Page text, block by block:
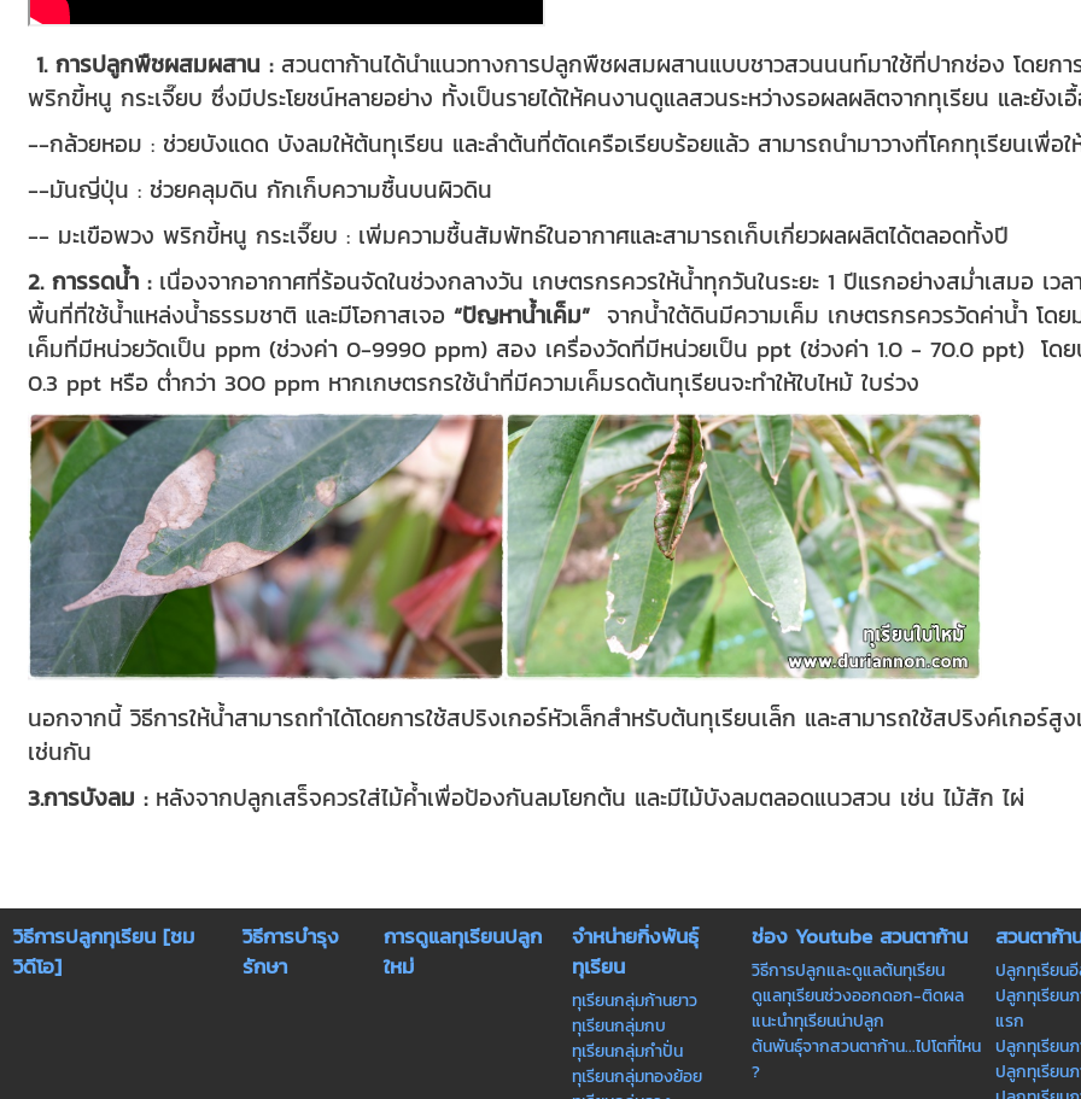
1. การปลูกพืชผสมผสาน : สวนตาก้านได้นำแนวทางการปลูกพืชผสมผสานแบบชาวสวนนนท์มาใช้ที่ปากช่อง โด
พริกขี้หนู กระเจี๊ยบ ซึ่งมีประโยชน์หลายอย่าง ทั้งเป็นรายได้ให้คนงานดูแลสวนระหว่างรอผลผลิตจากทุเรียน และยัง
--กล้วยหอม : ช่วยบังแดด บังลมให้ต้นทุเรียน และลำต้นที่ตัดเครือเรียบร้อยแล้ว สามารถนำมาวางที่โคกทุเรียนเพื่อ
--มันญี่ปุ่น : ช่วยคลุมดิน กักเก็บความชื้นบนผิวดิน
-- มะเขือพวง พริกขี้หนู กระเจี๊ยบ : เพิ่มความชื้นสัมพัทธ์ในอากาศและสามารถเก็บเกี่ยวผลผลิตได้ตลอดทั้งปี
2. การรดน้ำ :เนื่องจากอากาศที่ร้อนจัดในช่วงกลางวัน เกษตรกรควรให้น้ำทุกวันในระยะ 1 ปีแรกอย่างสม่ำเสมอ เว
พื้นที่ที่ใช้น้ำแหล่งน้ำธรรมชาติ และมีโอกาสเจอ“ปัญหาน้ำเค็ม” จากน้ำใต้ดินมีความเค็ม เกษตรกรควรวัดค่าน้ำ โ
เค็มที่มีหน่วยวัดเป็น ppm (ช่วงค่า 0-9990 ppm) สอง เครื่องวัดที่มีหน่วยเป็น ppt (ช่วงค่า 1.0 - 70.0 ppt) โดย
0.3 ppt หรือ ต่ำกว่า 300 ppm หากเกษตรกรใช้นำที่มีความเค็มรดต้นทุเรียนจะทำให้ใบไหม้ ใบร่วง
นอกจากนี้ วิธีการให้น้ำสามารถทำได้โดยการใช้สปริงเกอร์หัวเล็กสำหรับต้นทุเรียนเล็ก และสามารถใช้สปริงค์เกอ
เช่นกัน
3.การบังลม:หลังจากปลูกเสร็จควรใส่ไม้ค้ำเพื่อป้องกันลมโยกต้น และมีไม้บังลมตลอดแนวสวน เช่น ไม้สัก ไผ่
วิธีการปลูกทุเรียน [ชม
วิดีโอ]
วิธีการบำรุง
รักษา
การดูแลทุเรียนปลูก
ใหม่
จำหน่ายกิ่งพันธุ์
ทุเรียน
ทุเรียนกลุ่มก้านยาว
ทุเรียนกลุ่มกบ
ทุเรียนกลุ่มกำปั่น
ทุเรียนกลุ่มทองย้อย
ช่อง Youtube สวนตาก้าน
วิธีการปลูกและดูแลต้นทุเรียน
ดูแลทุเรียนช่วงออกดอก-ติดผล
แนะนำทุเรียนน่าปลูก
ต้นพันธุ์จากสวนตาก้าน...ไปโตที่ไหน
?
สวนตาก้
ปลูกทุเรียน
ปลูกทุเรียน
แรก
ปลูกทุเรียน
ปลูกทุเรียน